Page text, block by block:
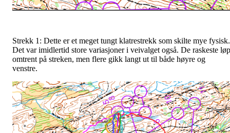
Strekk 1: Dette er et meget tungt klatrestrekk som skilte mye fysisk.
Det var imidlertid store variasjoner i veivalget også. De raskeste løp
omtrent på streken, men flere gikk langt ut til både høyre og
venstre.